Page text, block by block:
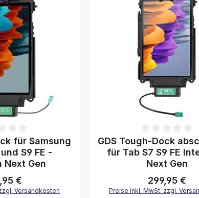
von 0 von 5 Sternen
für Samsung
S9 FE -
Next Gen
Preis:
€
Versandkosten
Durchschnittliche Bewertung
GDS Tough-Dock
für Tab S7 S9 FE
Next Gen
Regulärer Preis:
299,95 €
Preise inkl. MwSt. zzgl.